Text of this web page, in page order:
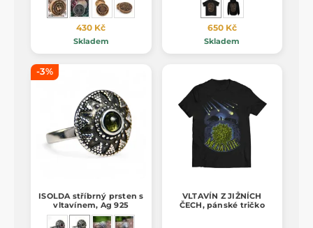
430 Kč
Skladem
650 Kč
Skladem
-3%
ISOLDA stříbrný prsten s
vltavínem, Ag 925
VLTAVÍN Z JIŽNÍCH
ČECH, pánské tričko